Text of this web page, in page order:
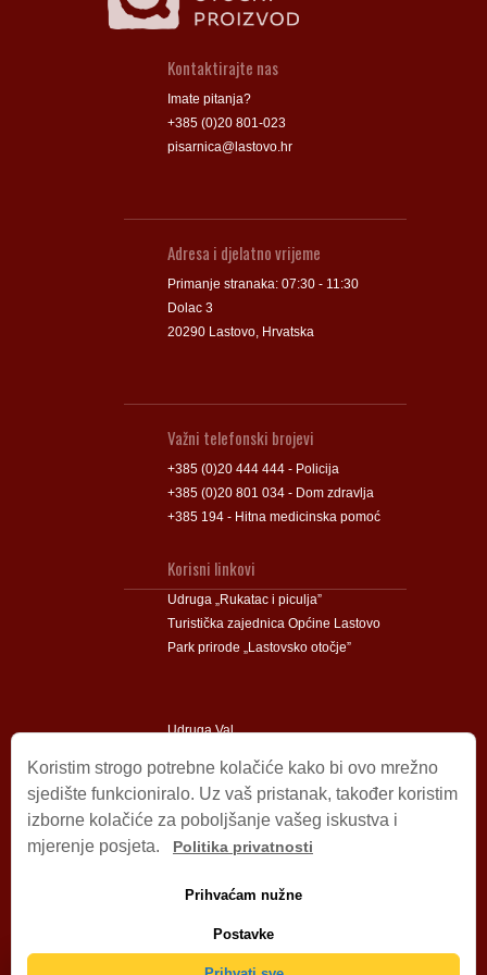
Kontaktirajte nas
Imate pitanja?
+385 (0)20 801-023
pisarnica@lastovo.hr
Adresa i djelatno vrijeme
Primanje stranaka: 07:30 - 11:30
Dolac 3
20290 Lastovo, Hrvatska
Važni telefonski brojevi
+385 (0)20 444 444 - Policija
+385 (0)20 801 034 - Dom zdravlja
+385 194 - Hitna medicinska pomoć
Korisni linkovi
Udruga „Rukatac i piculja”
Turistička zajednica Općine Lastovo
Park prirode „Lastovsko otočje”
Udruga Val
Impressum
© 2009 – 2026 Općina Lastovo.
Izjava o privatnosti
Izjava o pristupačnosti.
Koristim strogo potrebne kolačiće kako bi ovo mrežno
sjedište funkcioniralo. Uz vaš pristanak, također koristim
izborne kolačiće za poboljšanje vašeg iskustva i
mjerenje posjeta.
Politika privatnosti
Prihvaćam nužne
Postavke